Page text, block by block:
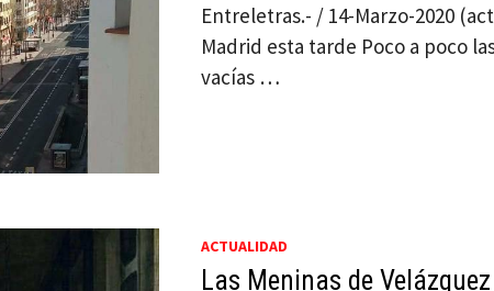
Entreletras.- / 14-Marzo-2020
Madrid esta tarde Poco a poco
vacías …
ACTUALIDAD
Las Meninas de